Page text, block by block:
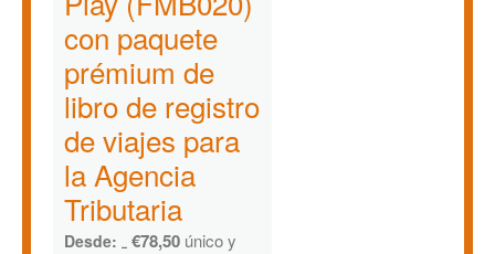
con paquete
prémium de
libro de registro
de viajes para
la Agencia
Tributaria
Desde: €78,50 único y